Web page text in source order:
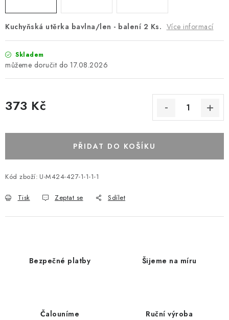
Kuchyňská utěrka bavlna/len - balení 2 Ks. Více informací
Skladem
17.08.2026
373 Kč
PŘIDAT DO KOŠÍKU
Kód zboží: U-M424-427-1-1-1-1
Tisk Zeptat se Sdílet
Bezpečné platby Šijeme na míru
Čalouníme Ruční výroba